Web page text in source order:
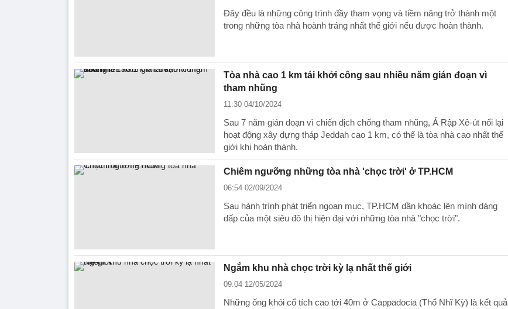
Đây đều là những công trình đầy tham vọng và tiềm năng trở thành một
trong những tòa nhà hoành tráng nhất thế giới nếu được hoàn thành.
Tòa nhà cao 1 km tái khởi công sau nhiều năm gián đoạn vì
tham nhũng
11:30 04/10/2024
Sau 7 năm gián đoạn vì chiến dịch chống tham nhũng, Ả Rập Xê-út nối lại
hoạt động xây dựng tháp Jeddah cao 1 km, có thể là tòa nhà cao nhất thế
giới khi hoàn thành.
Chiêm ngưỡng những tòa nhà 'chọc trời' ở TP.HCM
06:54 02/09/2024
Sau hành trình phát triển ngoạn mục, TP.HCM dần khoác lên mình dáng
dấp của một siêu đô thị hiện đại với những tòa nhà "chọc trời".
Ngắm khu nhà chọc trời kỳ lạ nhất thế giới
09:04 12/05/2024
Những ống khói cổ tích cao tới 40m ở Cappadocia (Thổ Nhĩ Kỳ) là kết quả